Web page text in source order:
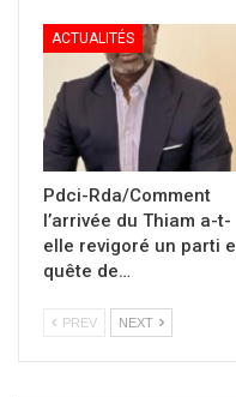
ACTUALITÉS
Pdci-Rda/Comment
l’arrivée du Thiam a-t-
elle revigoré un parti
quête de…
PREV NEXT